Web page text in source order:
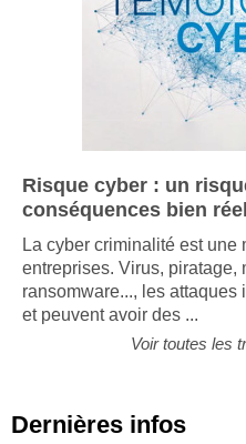
Risque cyber : un
conséquences bien
La cyber criminalité est
entreprises. Virus, piratage,
ransomware..., les
et peuvent avoir des ...
Voir toutes les
Dernières infos